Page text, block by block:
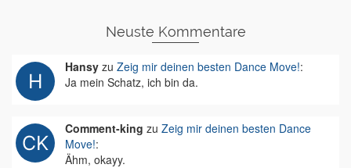
Neuste Kommentare
Hansy zu Zeig mir deinen besten Dance Move!:
Ja mein Schatz, ich bin da.
Comment-king zu Zeig mir deinen besten Dance
Move!:
Ähm, okayy.